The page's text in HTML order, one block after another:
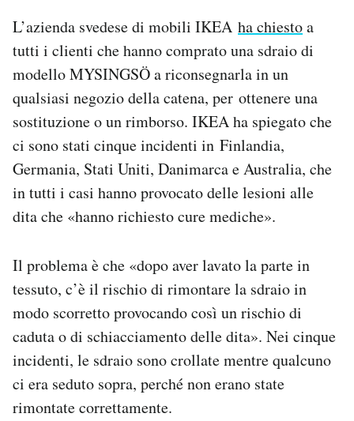
SHOP
CALENDARIO
AREA PERSONALE
Area Personale
Newsletter
Hai bisogno di aiuto?
Esci
L’azienda svedese di mobili IKEA ha chiestoa
tutti i clienti che hanno comprato una sdraio di
modello MYSINGSÖ a riconsegnarla in un
qualsiasi negozio della catena, per ottenere una
sostituzione o un rimborso. IKEA ha spiegato che
ci sono stati cinque incidenti in Finlandia,
Germania, Stati Uniti, Danimarca e Australia, che
in tutti i casi hanno provocato delle lesioni alle
dita che «hanno richiesto cure mediche».
Il problema è che «dopo aver lavato la parte in
tessuto, c’è il rischio di rimontare la sdraio in
modo scorretto provocando così un rischio di
caduta o di schiacciamento delle dita». Nei cinque
incidenti, le sdraio sono crollate mentre qualcuno
ci era seduto sopra, perché non erano state
rimontate correttamente.